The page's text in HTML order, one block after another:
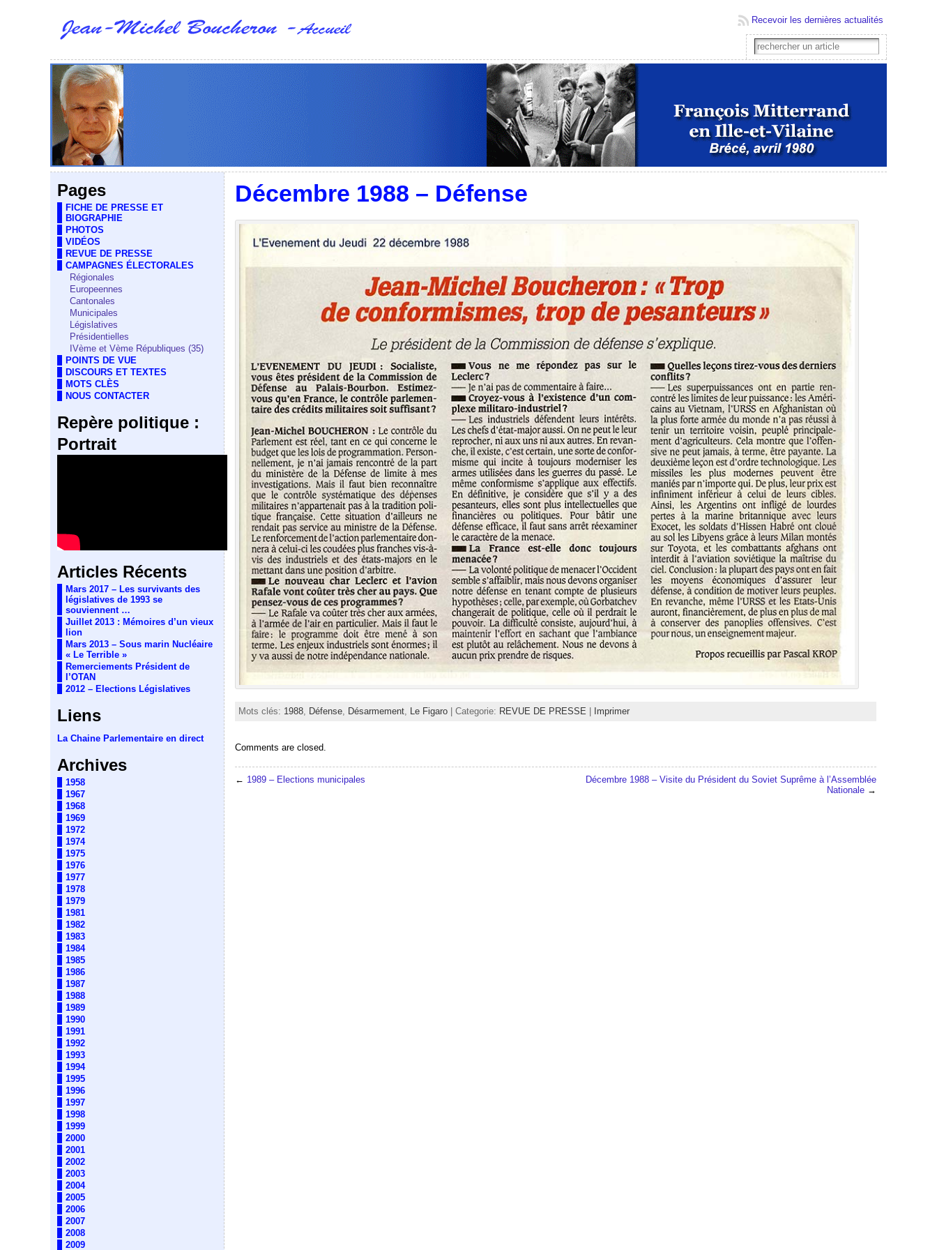
Recevoir les dernières actualités
Pages
FICHE DE PRESSE ET
BIOGRAPHIE
PHOTOS
VIDÉOS
REVUE DE PRESSE
CAMPAGNES ÉLECTORALES
Régionales
Europeennes
Cantonales
Municipales
Législatives
Présidentielles
IVème et Vème Républiques (35)
POINTS DE VUE
DISCOURS ET TEXTES
MOTS CLÈS
NOUS CONTACTER
Repère politique :
Portrait
Articles Récents
Mars 2017 – Les survivants des
législatives de 1993 se
souviennent …
Juillet 2013 : Mémoires d’un vieux
lion
Mars 2013 – Sous marin Nucléaire
« Le Terrible »
Remerciements Président de
l’OTAN
2012 – Elections Législatives
Liens
La Chaine Parlementaire en direct
Archives
1958
1967
1968
1969
1972
1974
1975
1976
1977
1978
1979
1981
1982
1983
1984
1985
1986
1987
1988
1989
1990
1991
1992
1993
1994
1995
1996
1997
1998
1999
2000
2001
2002
2003
2004
2005
2006
2007
2008
2009
Décembre 1988 – Défense
Mots clés: 1988, Défense, Désarmement, Le Figaro | Categorie: REVUE DE PRESSE Imprimer
Comments are closed.
← 1989 – Elections municipales
Décembre 1988 – Visite du Président du Soviet Suprême à l’Assemblée
Nationale →